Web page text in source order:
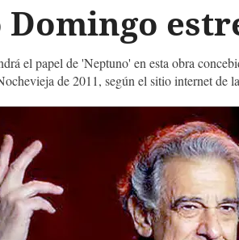
Domingo
el papel de 'Neptuno' en esta obra
de 2011, según el sitio internet de